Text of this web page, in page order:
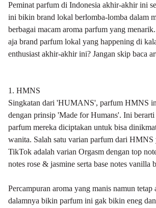
Peminat parfum di Indonesia akhir-akhir ini
ini bikin brand lokal berlomba-lomba dalam
berbagai macam aroma parfum yang
aja brand parfum lokal yang happening di
enthusiast akhir-akhir ini? Jangan skip baca
1. HMNS
Singkatan dari 'HUMANS', parfum HMNS
dengan prinsip 'Made for Humans'. Ini berarti
parfum mereka diciptakan untuk bisa
wanita. Salah satu varian parfum dari
TikTok adalah varian Orgasm dengan top
notes rose & jasmine serta base notes vanilla
Percampuran aroma yang manis namun tetap
dalamnya bikin parfum ini gak bikin eneg